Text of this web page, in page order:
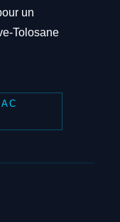
un
Tolosane